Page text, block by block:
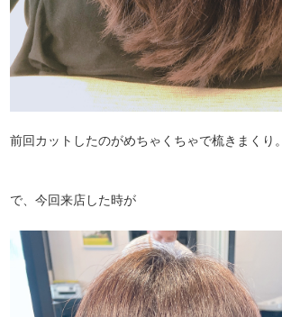
前回カットしたのがめちゃくちゃで梳きまくり。
で、今回来店した時が